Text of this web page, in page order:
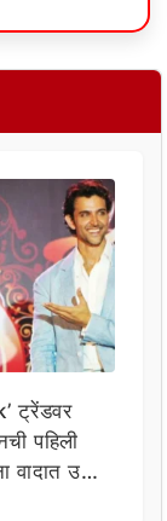
ट्रेंडवर
पहिली
वादात उडी